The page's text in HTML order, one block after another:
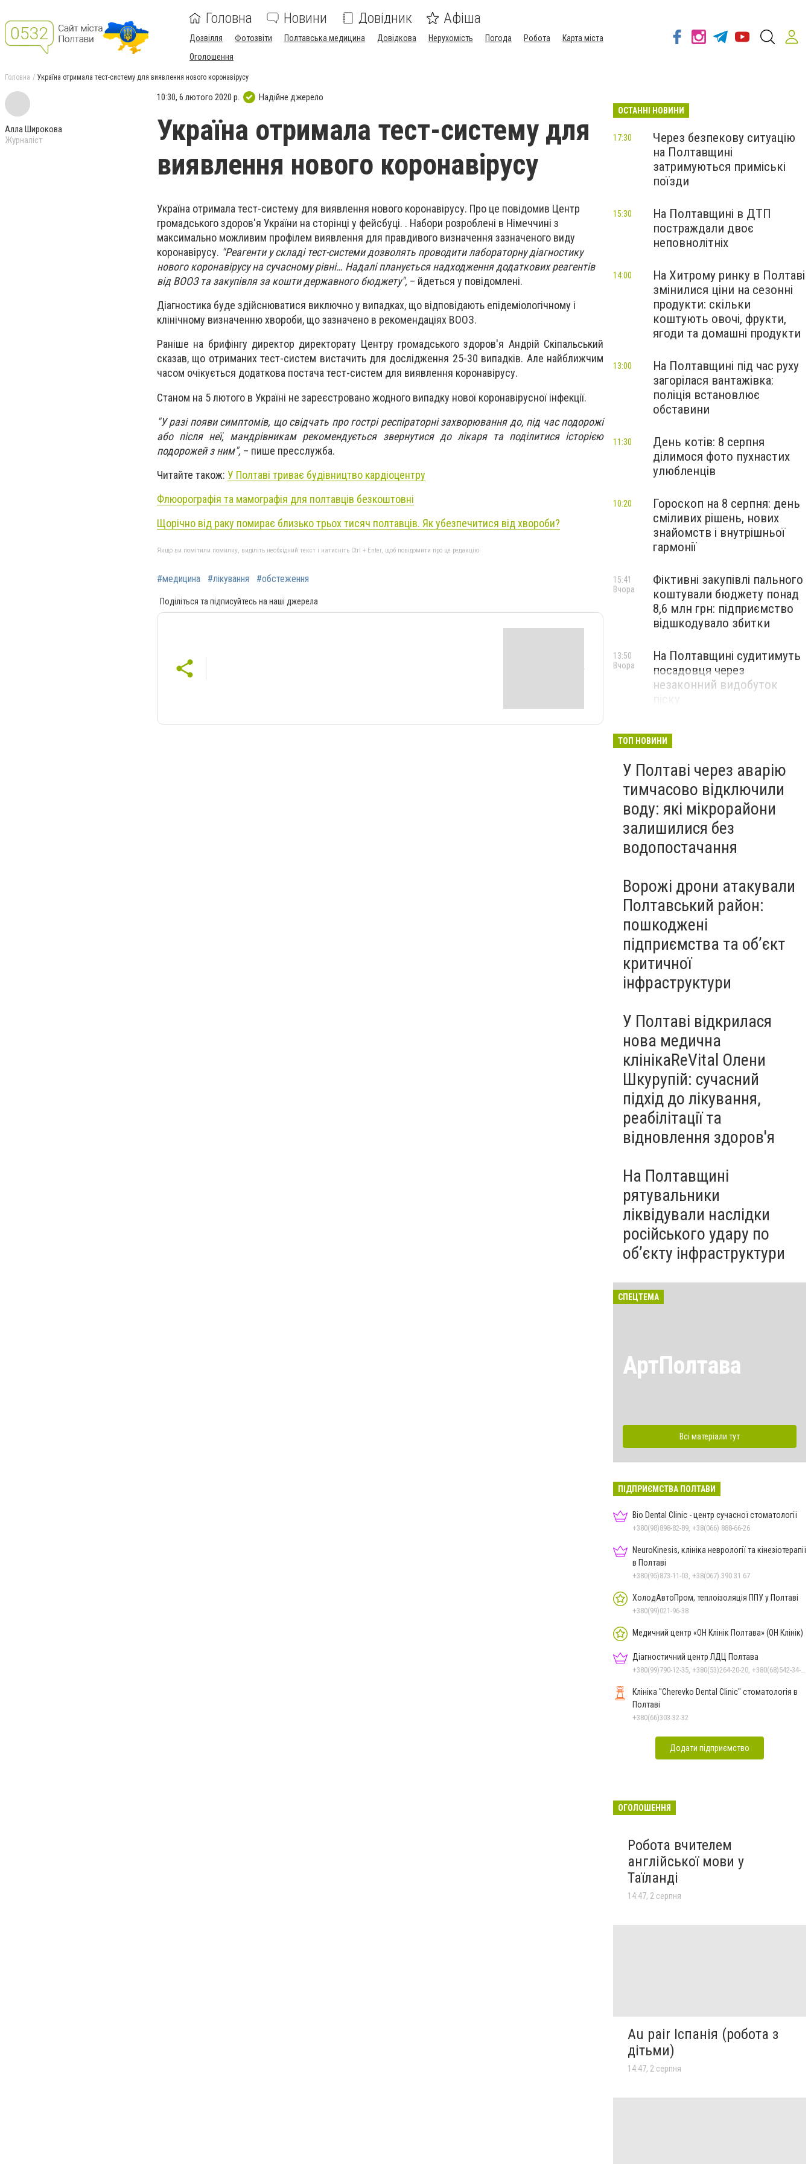
Головна Новини Довідник Афіша
Дозвілля Фотозвіти Полтавська медицина Довідкова Нерухомість Погода Робота
Карта міста
Оголошення
Головна Україна отримала тест-систему для виявлення нового коронавірусу
Алла Широкова
Журналіст
10:30, 6 лютого 2020 р. Надійне джерело
Україна отримала тест-систему для
виявлення нового коронавірусу
Україна отримала тест-систему для виявлення нового коронавірусу. Про це повідомив Центр
громадського здоров'я України на сторінці у фейсбуці. . Набори розроблені в Німеччині з
максимально можливим профілем виявлення для правдивого визначення зазначеного виду
коронавірусу. "Реагенти у складі тест-системи дозволять проводити лабораторну діагностику
нового коронавірусу на сучасному рівні… Надалі планується надходження додаткових реагентів
від ВООЗ та закупівля за кошти державного бюджету", – йдеться у повідомлені.
Діагностика буде здійснюватися виключно у випадках, що відповідають епідеміологічному і
клінічному визначенню хвороби, що зазначено в рекомендаціях ВООЗ.
Раніше на брифінгу директор директорату Центру громадського здоров'я Андрій Скіпальський
сказав, що отриманих тест-систем вистачить для дослідження 25-30 випадків. Але найближчим
часом очікується додаткова постача тест-систем для виявлення коронавірусу.
Станом на 5 лютого в Україні не зареєстровано жодного випадку нової коронавірусної інфекції.
"У разі появи симптомів, що свідчать про гострі респіраторні захворювання до, під час подорожі
або після неї, мандрівникам рекомендується звернутися до лікаря та поділитися історією
подорожей з ним", – пише пресслужба.
Читайте також: У Полтаві триває будівництво кардіоцентру
Флюорографія та мамографія для полтавців безкоштовні
Щорічно від раку помирає близько трьох тисяч полтавців. Як убезпечитися від хвороби?
Якщо ви помітили помилку, виділіть необхідний текст і натисніть Ctrl + Enter, щоб повідомити про це редакцію
#медицина #лікування #обстеження
Поділіться та підписуйтесь на наші джерела
ОСТАННІ НОВИНИ
Через безпекову ситуацію
на Полтавщині
затримуються приміські
поїзди
17:30
На Полтавщині в ДТП
постраждали двоє
неповнолітніх
15:30
На Хитрому ринку в Полтаві
змінилися ціни на сезонні
продукти: скільки
коштують овочі, фрукти,
ягоди та домашні продукти
14:00
На Полтавщині під час руху
загорілася вантажівка:
поліція встановлює
обставини
13:00
День котів: 8 серпня
ділимося фото пухнастих
улюбленців
11:30
Гороскоп на 8 серпня: день
сміливих рішень, нових
знайомств і внутрішньої
гармонії
10:20
Фіктивні закупівлі пального
коштували бюджету понад
8,6 млн грн: підприємство
відшкодувало збитки
15:41
Вчора
На Полтавщині судитимуть
посадовця через
незаконний видобуток
13:50
Вчора
ТОП НОВИНИ
У Полтаві через аварію
тимчасово відключили
воду: які мікрорайони
залишилися без
водопостачання
Ворожі дрони атакували
Полтавський район:
пошкоджені
підприємства та об’єкт
критичної
інфраструктури
У Полтаві відкрилася
нова медична
клінікаReVital Олени
Шкурупій: сучасний
підхід до лікування,
реабілітації та
відновлення здоров'я
На Полтавщині
рятувальники
ліквідували наслідки
російського удару по
об’єкту інфраструктури
СПЕЦТЕМА
АртПолтава
Всі матеріали тут
ПІДПРИЄМСТВА ПОЛТАВИ
Bio Dental Clinic - центр сучасної стоматології
+380(98)898-82-89, +38(066) 888-66-26
NeuroKinesis, клініка неврології та кінезіотерапії
в Полтаві
+380(95)873-11-03, +38(067) 390 31 67
ХолодАвтоПром, теплоізоляція ППУ у Полтаві
+380(99)021-96-38
Медичний центр «ОН Клінік Полтава» (ОН Клінік)
Діагностичний центр ЛДЦ Полтава
Клініка "Cherevko Dental Clinic" стоматологія в
Полтаві
+380(66)303-32-32
Додати підприємство
ОГОЛОШЕННЯ
Робота вчителем
англійської мови у
Таїланді
14:47, 2 серпня
Au pair Іспанія (робота з
дітьми)
14:47, 2 серпня